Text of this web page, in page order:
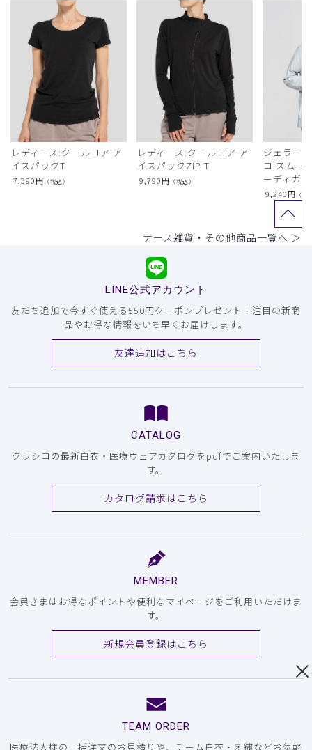
レディース:クールコア ア
イスパックT
7,590円 （税込）
レディース:クールコア ア
イスパックZIP T
9,790円 （税込）
ジェラー
コ:スムー
ーディガン
9,240円 （税
ナース雑貨・その他商品一覧へ ＞
LINE公式アカウント
友だち追加で今すぐ使える550円クーポンプレゼント！注目の新商
品やお得な情報をいち早くお届けします。
友達追加はこちら
CATALOG
クラシコの最新白衣・医療ウェアカタログをpdfでご案内いたしま
す。
カタログ請求はこちら
MEMBER
会員さまはお得なポイントや便利なマイページをご利用いただけま
す。
新規会員登録はこちら
TEAM ORDER
医療法人様の一括注文のお見積りや、チーム白衣・刺繍などお気軽